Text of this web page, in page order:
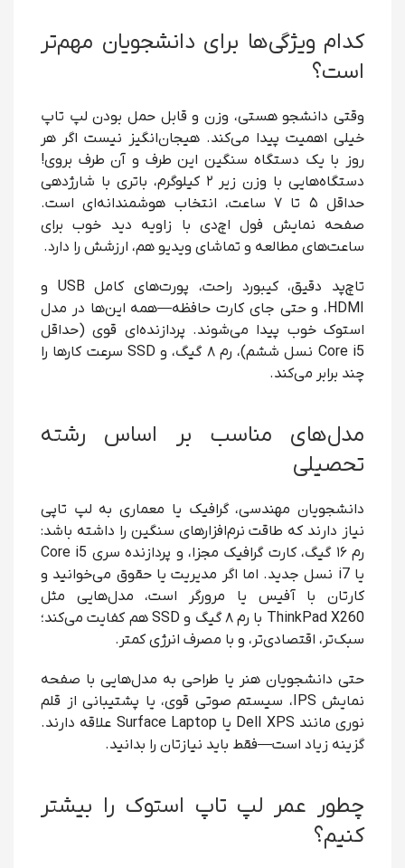
کدام ویژگی‌ها برای دانشجویان مهم‌تر
است؟
وقتی دانشجو هستی، وزن و قابل حمل بودن لپ تاپ
خیلی اهمیت پیدا می‌کند. هیجان‌انگیز نیست اگر هر
روز با یک دستگاه سنگین این طرف و آن طرف بروی!
دستگاه‌هایی با وزن زیر ۲ کیلوگرم، باتری با شارژدهی
حداقل ۵ تا ۷ ساعت، انتخاب هوشمندانه‌ای است.
صفحه نمایش فول اچ‌دی با زاویه دید خوب برای
ساعت‌های مطالعه و تماشای ویدیو هم، ارزشش را دارد.
تاچ‌پد دقیق، کیبورد راحت، پورت‌های کامل USB و
HDMI، و حتی جای کارت حافظه—همه این‌ها در مدل
استوک خوب پیدا می‌شوند. پردازنده‌ای قوی (حداقل
Core i5 نسل ششم)، رم ۸ گیگ، و SSD سرعت کارها را
چند برابر می‌کند.
مدل‌های مناسب بر اساس رشته
تحصیلی
دانشجویان مهندسی، گرافیک یا معماری به لپ تاپی
نیاز دارند که طاقت نرم‌افزارهای سنگین را داشته باشد:
رم ۱۶ گیگ، کارت گرافیک مجزا، و پردازنده سری Core i5
یا i7 نسل جدید. اما اگر مدیریت یا حقوق می‌خوانید و
کارتان با آفیس یا مرورگر است، مدل‌هایی مثل
ThinkPad X260 با رم ۸ گیگ و SSD هم کفایت می‌کند؛
سبک‌تر، اقتصادی‌تر، و با مصرف انرژی کمتر.
حتی دانشجویان هنر یا طراحی به مدل‌هایی با صفحه
نمایش IPS، سیستم صوتی قوی، یا پشتیبانی از قلم
نوری مانند Dell XPS یا Surface Laptop علاقه‌ دارند.
گزینه زیاد است—فقط باید نیازتان را بدانید.
چطور عمر لپ تاپ استوک را بیشتر
کنیم؟